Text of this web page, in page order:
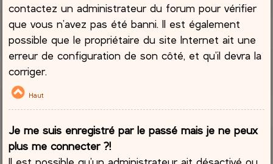
contactez un administrateur du forum pour vérifier
que vous n’avez pas été banni. Il est également
possible que le propriétaire du site Internet ait une
erreur de configuration de son côté, et qu’il devra la
corriger.
Haut
Je me suis enregistré par le passé mais je ne peux
plus me connecter ?!